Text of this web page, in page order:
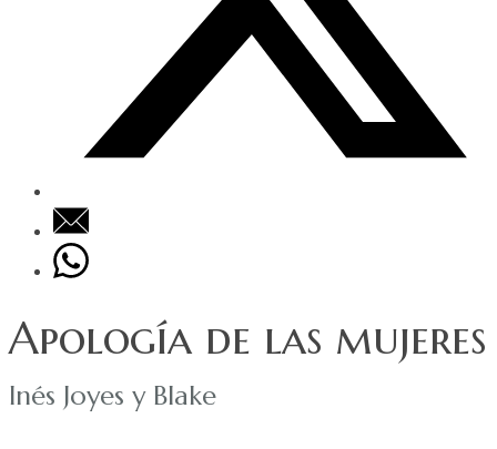
Apología de las mujeres
Inés Joyes y Blake